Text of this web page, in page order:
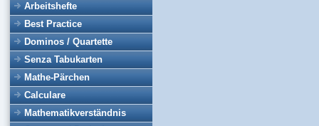
Arbeitshefte
Best Practice
Dominos / Quartette
Senza Tabukarten
Mathe-Pärchen
Calculare
Mathematikverständnis